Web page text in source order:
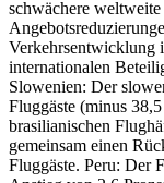
schwächere
Verkehrsentwicklung
internationalen
Slowenien: Der
Fluggäste (minus
brasilianischen
gemeinsam einen
Fluggäste. Peru: Der